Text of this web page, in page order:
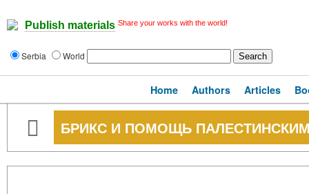
Publish materials Share your works with the world!
Serbia World
Home Authors Articles
БРИКС И ПОМОЩЬ